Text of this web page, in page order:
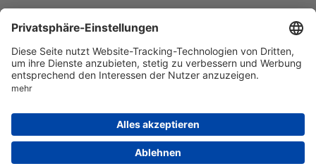
© 1998-2026by GSC Research GmbH
Datenschutz